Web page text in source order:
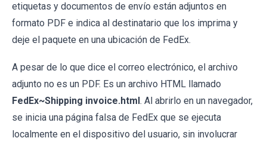
etiquetas y documentos de envío están adjuntos en
formato PDF e indica al destinatario que los imprima y
deje el paquete en una ubicación de FedEx.
A pesar de lo que dice el correo electrónico, el archivo
adjunto no es un PDF. Es un archivo HTML llamado
FedEx~Shipping invoice.html. Al abrirlo en un navegador,
se inicia una página falsa de FedEx que se ejecuta
localmente en el dispositivo del usuario, sin involucrar